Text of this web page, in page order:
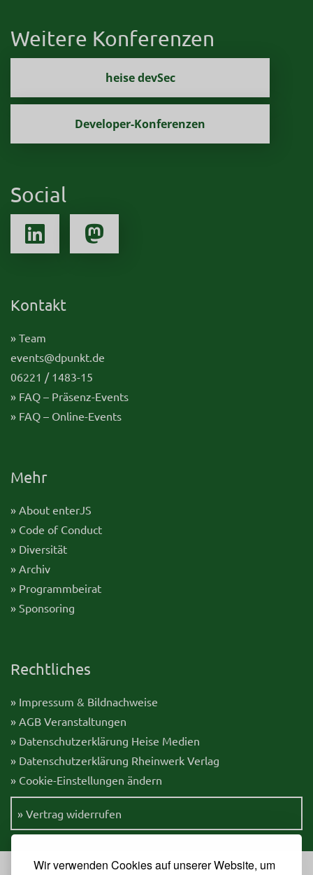
Wir verwenden Cookies auf unserer Website, um
Weitere Konferenzen
heise devSec
Developer-Konferenzen
Social
Kontakt
» Team
events@dpunkt.de
06221 / 1483-15
» FAQ – Präsenz-Events
» FAQ – Online-Events
Mehr
» About enterJS
» Code of Conduct
» Diversität
» Archiv
» Programmbeirat
» Sponsoring
Rechtliches
» Impressum & Bildnachweise
» AGB Veranstaltungen
» Datenschutzerklärung Heise Medien
» Datenschutzerklärung Rheinwerk Verlag
» Cookie-Einstellungen ändern
» Vertrag widerrufen